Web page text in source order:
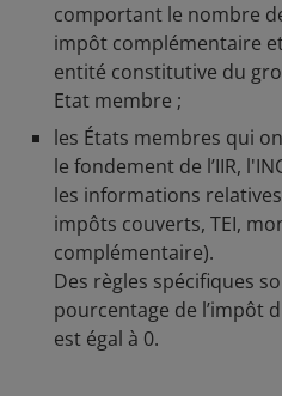
comportant le nombre
impôt complémentaire
entité constitutive du
Etat membre ;
les États membres qui
le fondement de l’IIR,
les informations
impôts couverts, TEI,
complémentaire).
Des règles spécifiques
pourcentage de l’impôt
est égal à 0.